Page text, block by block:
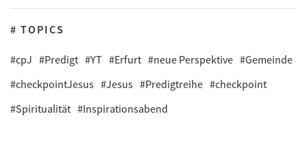
# TOPICS
#cpJ #Predigt #YT #Erfurt #neue Perspektive #Gemeinde
#checkpointJesus #Jesus #Predigtreihe #checkpoint
#Spiritualität #Inspirationsabend